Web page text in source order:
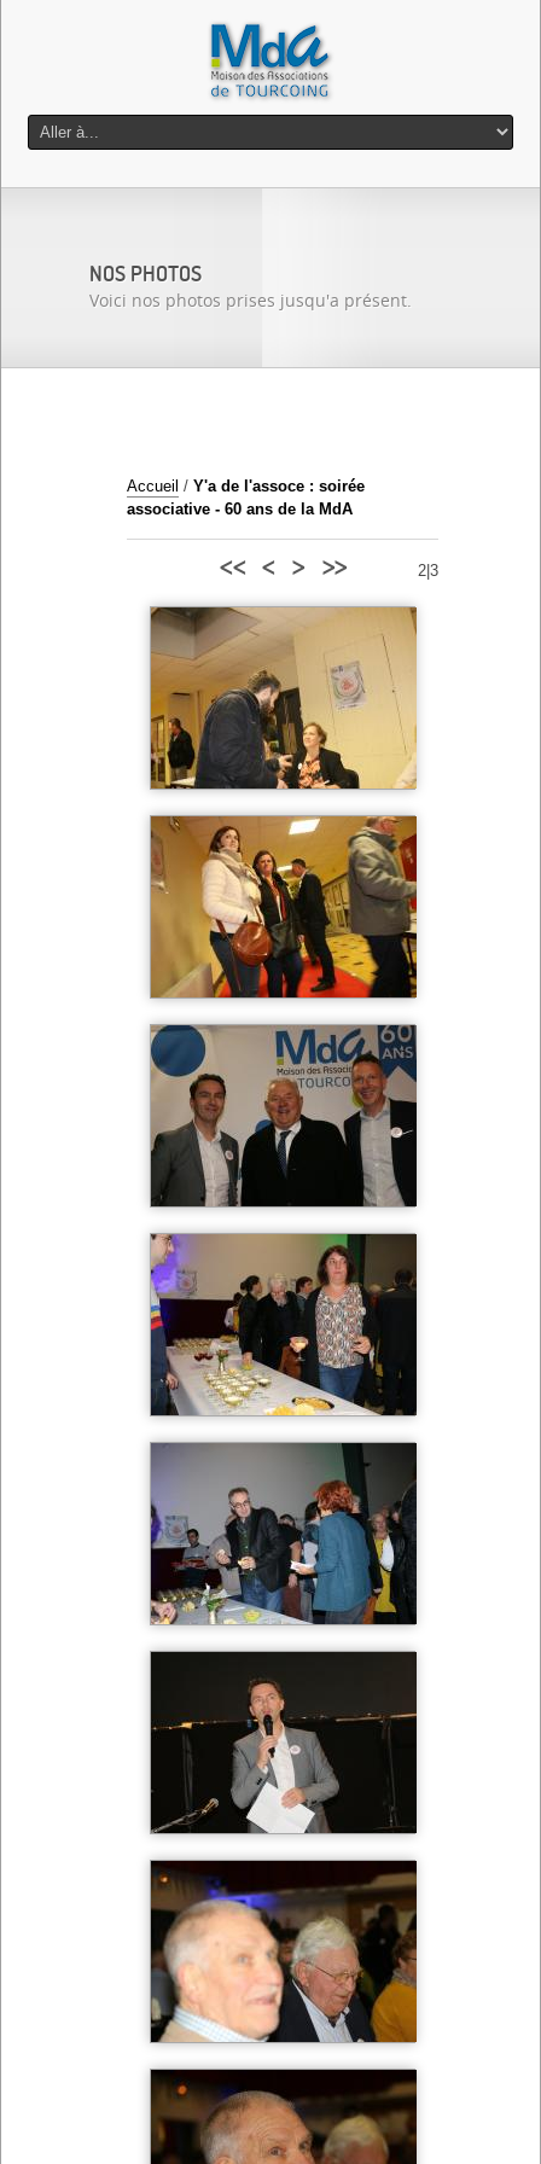
NOS PHOTOS
Voici nos photos prises jusqu'a présent.
Accueil / Y'a de l'assoce : soirée
associative - 60 ans de la MdA
2|3
<< < > >>